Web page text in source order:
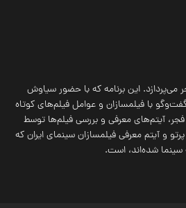
می‌پردازد. این برنامه که با حضور سیاوش
با فیلمسازان و عوامل فیلم‌های کوتاه
آیتم‌های معرفی و بررسی فیلم‌ها توسط
و آیتم معرفی فیلمسازان سینمای ایران که
سینما شده‌اند، است.